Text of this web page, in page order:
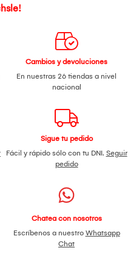
Cambios y devoluciones
En nuestras 26 tiendas a nivel
nacional
Sigue tu pedido
Fácil y rápido sólo con tu DNI. Seguir
pedido
Chatea con nosotros
Escríbenos a nuestro Whatsapp
Chat